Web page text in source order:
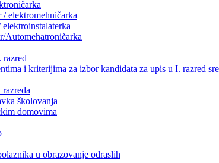
/ elektromehničarka
Automehatroničarka
razred
i kriterijima za izbor kandidata za upis u I. razred
školovanja
domovima
u obrazovanje odraslih